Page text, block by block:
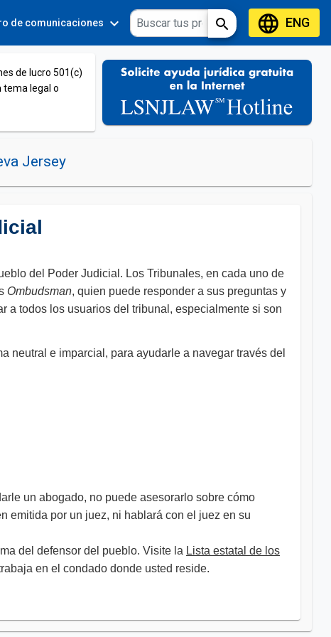
de comunicaciones expand_more Toolsexpand_more search languageENG
de lucro 501(c)
tema legal o
Jersey
del Poder Judicial. Los Tribunales, en cada uno de
Ombudsman, quien puede responder a sus preguntas y
a todos los usuarios del tribunal, especialmente si son
neutral e imparcial, para ayudarle a navegar través del
un abogado, no puede asesorarlo sobre cómo
emitida por un juez, ni hablará con el juez en su
del defensor del pueblo. Visite la Lista estatal de los
en el condado donde usted reside.